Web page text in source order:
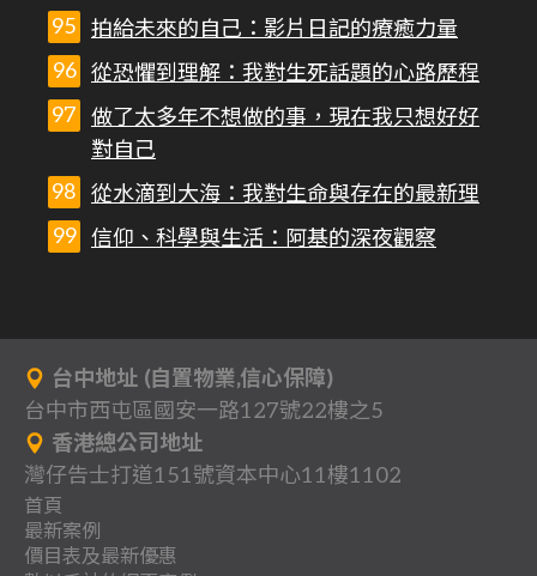
拍給未來的自己：影片日記的療癒力量
從恐懼到理解：我對生死話題的心路歷程
做了太多年不想做的事，現在我只想好好
對自己
從水滴到大海：我對生命與存在的最新理
信仰、科學與生活：阿基的深夜觀察
台中地址 (自置物業,信心保障)
台中市西屯區國安一路127號22樓之5
香港總公司地址
灣仔告士打道151號資本中心11樓1102
首頁
背
最新案例
價目表及最新優惠